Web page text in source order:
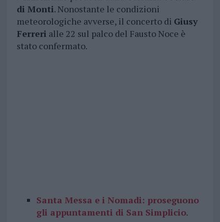
di Monti. Nonostante le condizioni
meteorologiche avverse, il concerto di Giusy
Ferreri alle 22 sul palco del Fausto Noce è
stato confermato.
Santa Messa e i Nomadi: proseguono
gli appuntamenti di San Simplicio.